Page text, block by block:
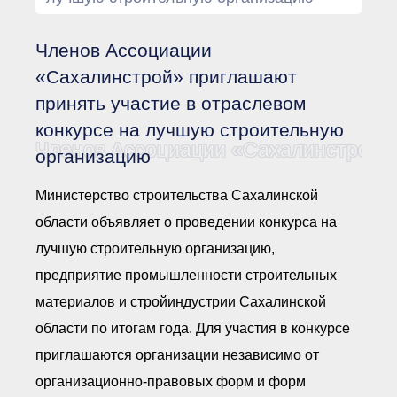
внутренние документы
Финансовая отчетность
Компенсационный фонд
Реестры Ассоциации
«Сахалинстрой»
Ассоциации,
строительный контроль
объединения
Ассоциации —
Застройщиков
● Реестр членов
заказчиков
Членов Ассоциации
«Сахалинстрой» приглашают
принять участие в отраслевом
конкурсе на лучшую строительную
организацию
Членов Ассоциации
Министерство строительства Сахалинской
области объявляет о проведении конкурса на
лучшую строительную организацию,
предприятие промышленности строительных
материалов и стройиндустрии Сахалинской
области по итогам года. Для участия в конкурсе
приглашаются организации независимо от
организационно-правовых форм и форм